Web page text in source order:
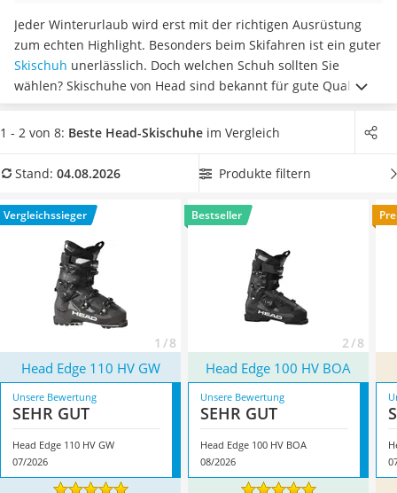
E-Bike-Dreirad
Trekkingschuhe Herren
Reisetasche mit Rollen
Klimmzugstation
Koffer
Nachtsichtgerät
Handgepäck-Koffer
Wanderschuhe Herren
Sicherheitsweste Reiten
Jeder Winterurlaub wird erst mit der richtigen Ausrüstung
zum echten Highlight. Besonders beim Skifahren ist ein guter
Skischuh unerlässlich. Doch welchen Schuh sollten Sie
wählen? Skischuhe von Head sind bekannt für gute Qualität.
Diverse Tests im Internet betonen, wie wichtig es ist, einen
perfekt passenden Skischuh zu tragen,um
unserer Vergleichstabelle Head-Skischuhe mit individuell
den Pisten zu erleben. Überzeugt hat uns hier im August
2026 besonders das Modell
Head Edge 110 HV GW
seinen Eigenschaften.
1 - 2 von 8: Beste Head-Skischuhe im Vergleich
Stand: 04.08.2026 Produkte filtern
Vergleichssieger
1 / 8
Bestseller
2 / 8
Head Edge 110 HV GW Head Edge 100 HV BOA
Unsere Bewertung
SEHR GUT
Head Edge 110 HV GW
07/2026
Unsere Bewertung
SEHR GUT
Head Edge 100 HV BOA
08/2026